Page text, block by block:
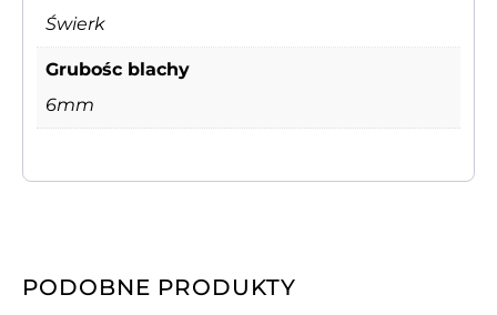
Świerk
Grubośc blachy
6mm
PODOBNE PRODUKTY